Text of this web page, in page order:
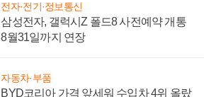
전자·전기·정보통신
삼성전자, 갤럭시Z 폴드8 사전예약 개통
8월31일까지 연장
자동차·부품
BYD코리아 가격 앞세워 수입차 4위 올랐